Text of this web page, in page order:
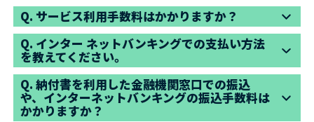
Q. サービス利用手数料はかかりますか？
Q. インター ネットバンキングでの支払い方法
を教えてください。
Q. 納付書を利用した金融機関窓口での振込
や、インターネットバンキングの振込手数料は
かかりますか？